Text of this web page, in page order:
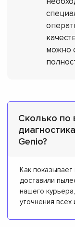
можно
Сколько по
Genio?
Как показывает
доставили
нашего
уточнения всех